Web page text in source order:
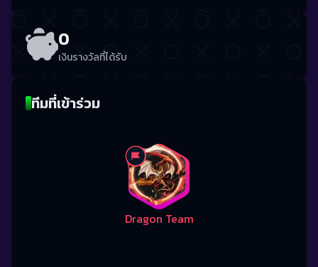
0
เงินรางวัลที่ได้รับ
ทีมที่เข้าร่วม
Dragon Team